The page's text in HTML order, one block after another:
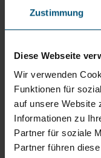
Zustimmung
Diese Webseite
Wir verwenden
Funktionen für
auf unsere Website
Informationen zu
Partner für soziale
Partner führen
Die Citymaster 2250
optimale Wendigkeit,
Raumwunder und
Einsatzvideos der
2250
Komfort, Sicherheit
2250
Bewegungsfreiheit: